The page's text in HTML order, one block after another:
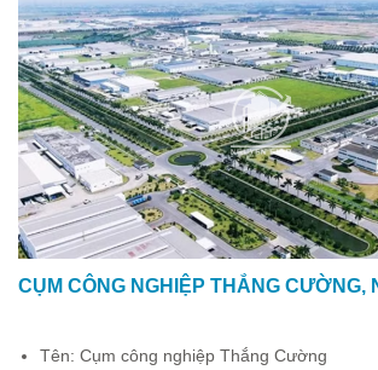
CỤM CÔNG NGHIỆP THẮNG CƯỜNG,
Tên: Cụm công nghiệp Thắng Cường